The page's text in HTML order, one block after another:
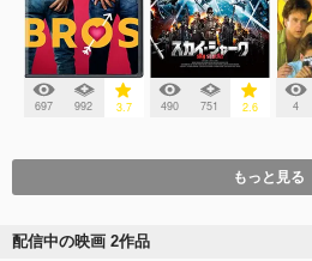
697 992 3.7 490 751 2.6 4
もっと見る
配信中の映画 2作品